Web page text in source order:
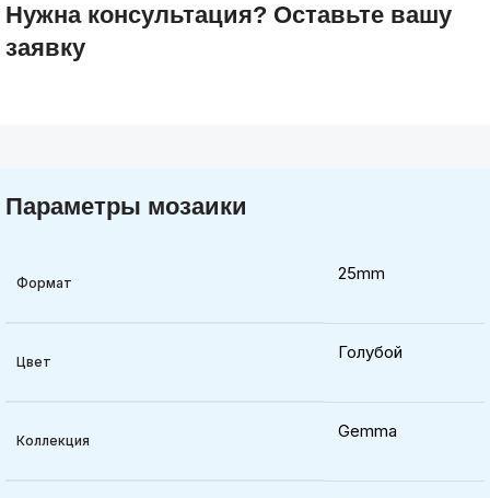
Нужна консультация? Оставьте вашу
заявку
Параметры мозаики
Формат 25mm
Цвет Голубой
Коллекция Gemma